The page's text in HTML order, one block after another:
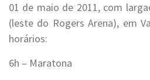
01 de maio de 2011, com
(leste do Rogers Arena), em
horários:
6h – Maratona